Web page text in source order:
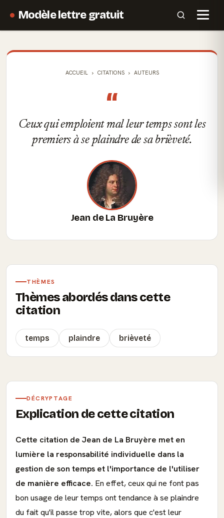
Modèle lettre gratuit
ACCUEIL CITATIONS AUTEURS
“
Ceux qui emploient mal leur temps sont les
premiers à se plaindre de sa brièveté.
Jean de La Bruyère
THÈMES
Thèmes abordés dans cette
citation
temps plaindre brièveté
DÉCRYPTAGE
Explication de cette citation
Cette citation de Jean de La Bruyère met en
lumière la responsabilité individuelle dans la
gestion de son temps et l'importance de l'utiliser
de manière efficace. En effet, ceux qui ne font pas
bon usage de leur temps ont tendance à se plaindre
du fait qu'il passe trop vite, alors que c'est leur